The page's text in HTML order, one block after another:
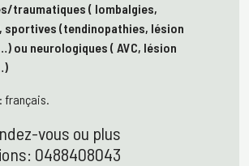
traumatiques ( lombalgies,
(tendinopathies, lésion
ou neurologiques ( AVC, lésion
français.
vous ou plus
0488408043